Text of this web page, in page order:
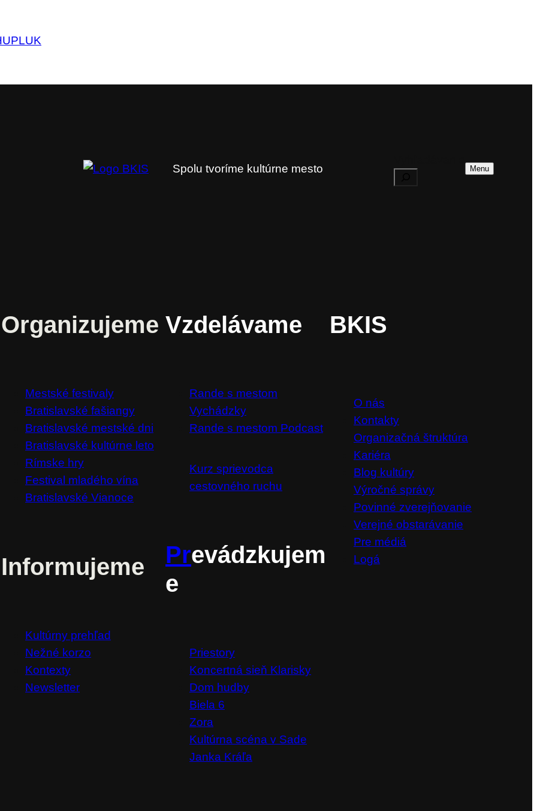
PLUK
Spolu tvoríme kultúrne mesto Menu
Organizujeme
Mestské festivaly
Bratislavské fašiangy
Bratislavské mestské dni
Bratislavské kultúrne leto
Rímske hry
Festival mladého vína
Bratislavské Vianoce
Informujeme
Kultúrny prehľad
Nežné korzo
Kontexty
Newsletter
Vzdelávame
Rande s mestom
Vychádzky
Rande s mestom Podcast
Kurz sprievodca
cestovného ruchu
Prevádzkujem
e
Priestory
Koncertná sieň Klarisky
Dom hudby
Biela 6
Zora
Kultúrna scéna v Sade
Janka Kráľa
BKIS
O nás
Kontakty
Organizačná štruktúra
Kariéra
Blog kultúry
Výročné správy
Povinné zverejňovanie
Verejné obstarávanie
Pre médiá
Logá